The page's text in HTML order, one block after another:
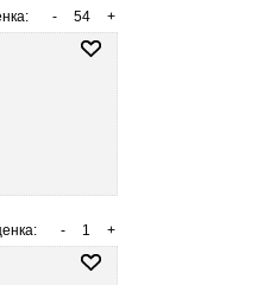
+
54
-
+
1
-